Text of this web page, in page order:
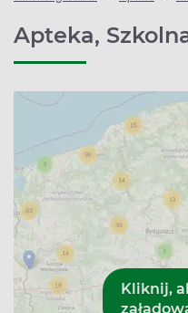
Apteka,